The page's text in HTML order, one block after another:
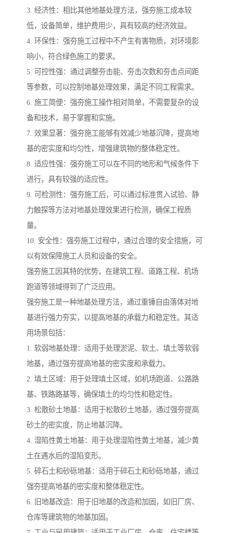
3. 经济性：相比其他地基处理方法，强夯施工成本较
低，设备简单，维护费用少，具有较高的经济效益。
4. 环保性：强夯施工过程中不产生有害物质，对环境影
响小，符合绿色施工的要求。
5. 可控性强：通过调整夯击能、夯击次数和夯击点间距
等参数，可以控制地基处理效果，满足不同工程需求。
6. 施工简便：强夯施工操作相对简单，不需要复杂的设
备和技术，易于掌握和实施。
7. 效果显著：强夯施工能够有效减少地基沉降，提高地
基的密实度和均匀性，增强建筑物的整体稳定性。
8. 适应性强：强夯施工可以在不同的地形和气候条件下
进行，具有较强的适应性。
9. 可检测性：强夯施工后，可以通过标准贯入试验、静
力触探等方法对地基处理效果进行检测，确保工程质
量。
10. 安全性：强夯施工过程中，通过合理的安全措施，可
以有效保障施工人员和设备的安全。
强夯施工因其特的优势，在建筑工程、道路工程、机场
跑道等领域得到了广泛应用。
强夯施工是一种地基处理方法，通过重锤自由落体对地
基进行强力夯实，以提高地基的承载力和稳定性。其适
用场景包括：
1. 软弱地基处理：适用于处理淤泥、软土、填土等软弱
地基，通过强夯提高地基的密实度和承载力。
2. 填土区域：用于处理填土区域，如机场跑道、公路路
基、铁路路基等，确保填土的均匀性和稳定性。
3. 松散砂土地基：适用于松散砂土地基，通过强夯提高
砂土的密实度，防止地基沉降。
4. 湿陷性黄土地基：用于处理湿陷性黄土地基，减少黄
土在遇水后的湿陷变形。
5. 碎石土和砂砾地基：适用于碎石土和砂砾地基，通过
强夯提高地基的密实度和整体稳定性。
6. 旧地基改造：用于旧地基的改造和加固，如旧厂房、
仓库等建筑物的地基加固。